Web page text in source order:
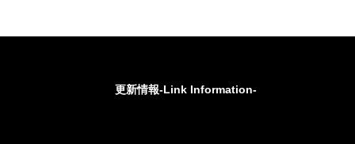
更新情報-Link Information-